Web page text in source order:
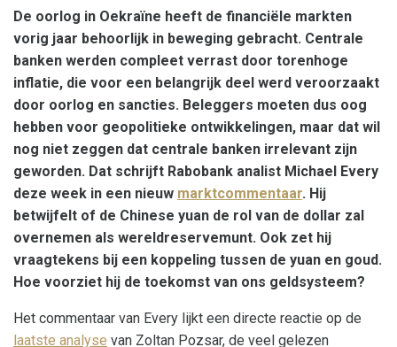
De oorlog in Oekraïne heeft de financiële markten
vorig jaar behoorlijk in beweging gebracht. Centrale
banken werden compleet verrast door torenhoge
inflatie, die voor een belangrijk deel werd veroorzaakt
door oorlog en sancties. Beleggers moeten dus oog
hebben voor geopolitieke ontwikkelingen, maar dat wil
nog niet zeggen dat centrale banken irrelevant zijn
geworden. Dat schrijft Rabobank analist Michael Every
deze week in een nieuw marktcommentaar. Hij
betwijfelt of de Chinese yuan de rol van de dollar zal
overnemen als wereldreservemunt. Ook zet hij
vraagtekens bij een koppeling tussen de yuan en goud.
Hoe voorziet hij de toekomst van ons geldsysteem?
Het commentaar van Every lijkt een directe reactie op de
laatste analyse van Zoltan Pozsar, de veel gelezen